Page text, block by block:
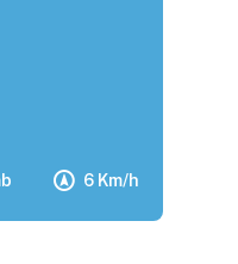
6 Km/h